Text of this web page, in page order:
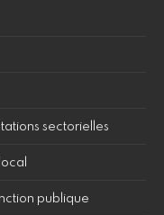
sectorielles
publique